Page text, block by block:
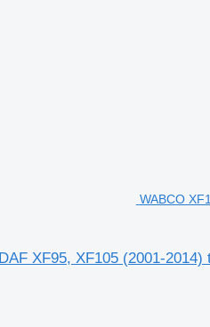
WABCO
XF95, XF105 (2001-2014)